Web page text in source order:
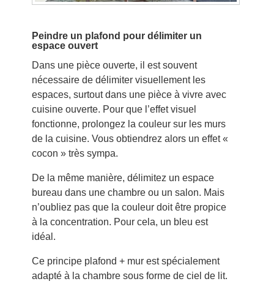
Peindre un plafond pour délimiter un
espace ouvert
Dans une pièce ouverte, il est souvent
nécessaire de délimiter visuellement les
espaces, surtout dans une pièce à vivre avec
cuisine ouverte. Pour que l’effet visuel
fonctionne, prolongez la couleur sur les murs
de la cuisine. Vous obtiendrez alors un effet «
cocon » très sympa.
De la même manière, délimitez un espace
bureau dans une chambre ou un salon. Mais
n’oubliez pas que la couleur doit être propice
à la concentration. Pour cela, un bleu est
idéal.
Ce principe plafond + mur est spécialement
adapté à la chambre sous forme de ciel de lit.